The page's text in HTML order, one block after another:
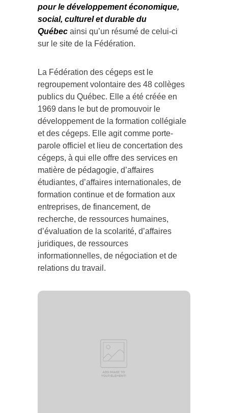
pour le développement économique,
social, culturel et durable du
Québec ainsi qu’un résumé de celui-ci
sur le site de la Fédération.
La Fédération des cégeps est le
regroupement volontaire des 48 collèges
publics du Québec. Elle a été créée en
1969 dans le but de promouvoir le
développement de la formation collégiale
et des cégeps. Elle agit comme porte-
parole officiel et lieu de concertation des
cégeps, à qui elle offre des services en
matière de pédagogie, d’affaires
étudiantes, d’affaires internationales, de
formation continue et de formation aux
entreprises, de financement, de
recherche, de ressources humaines,
d’évaluation de la scolarité, d’affaires
juridiques, de ressources
informationnelles, de négociation et de
relations du travail.